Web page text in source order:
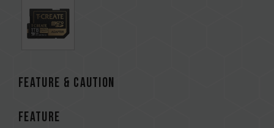
FEATURE & CAUTION
FEATURE